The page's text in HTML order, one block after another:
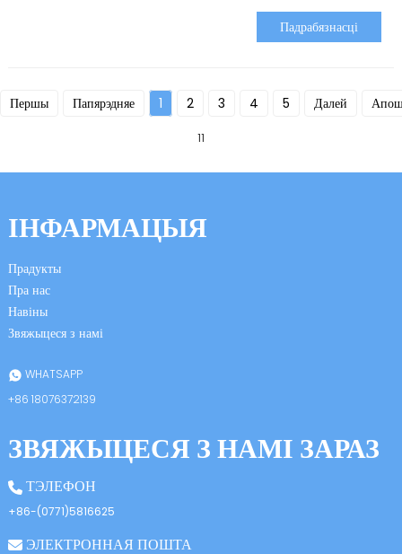
Падрабязнасці
Першы Папярэдняе 1 2 3 4 5 Далей
11
ІНФАРМАЦЫЯ
Прадукты
Пра нас
Навіны
Звяжыцеся з намі
WHATSAPP
+86 18076372139
ЗВЯЖЫЦЕСЯ З НАМІ ЗАРАЗ
ТЭЛЕФОН
+86-(0771)5816625
ЭЛЕКТРОННАЯ ПОШТА